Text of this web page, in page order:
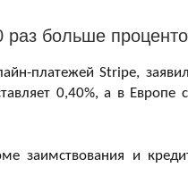
раз больше
платежей Stripe,
0,40%, а в Европе
заимствования и